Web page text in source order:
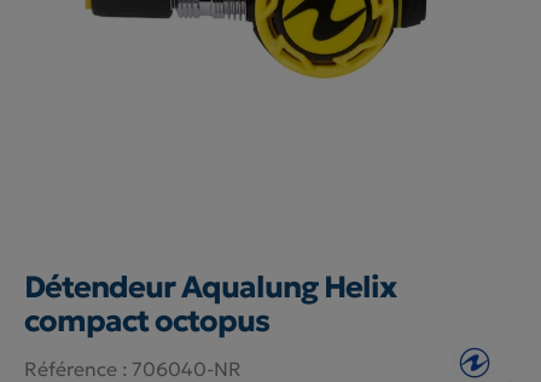
Détendeur Aqualung Helix
compact octopus
Référence : 706040-NR